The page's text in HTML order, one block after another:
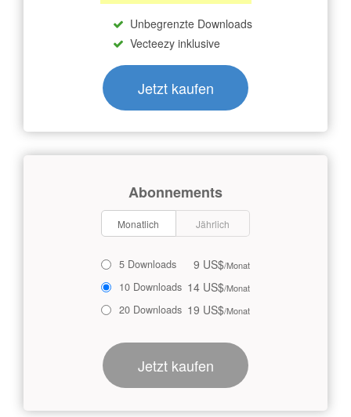
Unbegrenzte Downloads
Vecteezy inklusive
Jetzt kaufen
Abonnements
Monatlich Jährlich
5 Downloads 9 US$/Monat
10 Downloads 14 US$/Monat
20 Downloads 19 US$/Monat
Jetzt kaufen